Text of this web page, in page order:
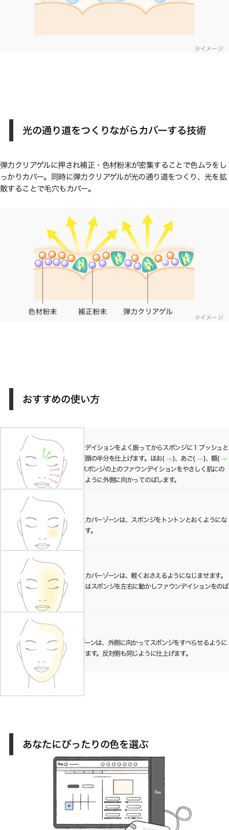
※イメージ
光の通り道をつくりながらカバーする技術
弾力クリアゲルに押され補正・色材粉末が密集することで色ムラをし
っかりカバー。同時に弾力クリアゲルが光の通り道をつくり、光を拡
散することで毛穴もカバー。
※イメージ
おすすめの使い方
ファウンデイションをよく振ってからスポンジに１プッシュと
り、まず顔の半分を仕上げます。ほお(
)、あご(
)、額(
)の順にスポンジの上のファウンデイションをやさしく肌にの
せていくように外側に向かってのばします。
02
しっかりカバーゾーンは、スポンジをトントンとおくようにな
じませます。
ほどよくカバーゾーンは、軽くおさえるようになじませます。
目の周りはスポンジを左右に動かしファウンデイションをのば
します。
04
薄ぬりゾーンは、外側に向かってスポンジをすべらせるように
なじませます。反対側も同じように仕上げます。
あなたにぴったりの色を選ぶ